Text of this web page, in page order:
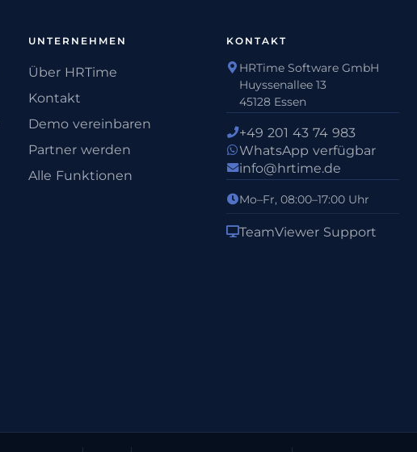
UNTERNEHMEN
Über HRTime
Kontakt
Demo vereinbaren
Partner werden
Alle Funktionen
KONTAKT
HRTime Software GmbH
Huyssenallee 13
45128 Essen
+49 201 43 74 983
WhatsApp verfügbar
info@hrtime.de
Mo–Fr, 08:00–17:00 Uhr
TeamViewer Support